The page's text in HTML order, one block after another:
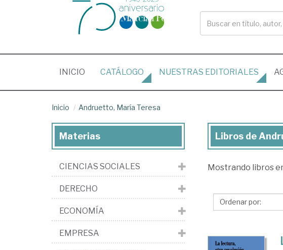
INICIO (CURRENT)
CATÁLOGO NUESTRAS EDITORIALES
Inicio Andruetto, María Teresa
Libros
Andruetto,
Teresa
Libros de
Mostrando libros
Materias
CIENCIAS SOCIALES
DERECHO
ECONOMÍA
EMPRESA